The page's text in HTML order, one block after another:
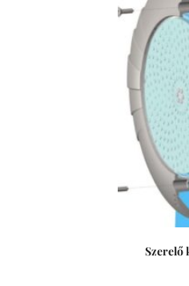
ellenállóbb
a nevével
sótartalmú
A
megelőzi/
és
Szerelő